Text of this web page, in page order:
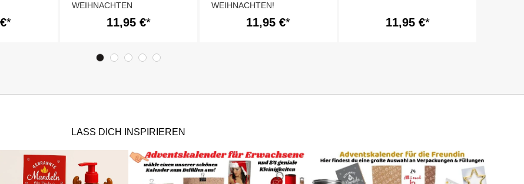
WEIHNACHTEN
11,95 €
WEIHNACHTEN!
11,95 € 11,95 €
LASS DICH INSPIRIEREN